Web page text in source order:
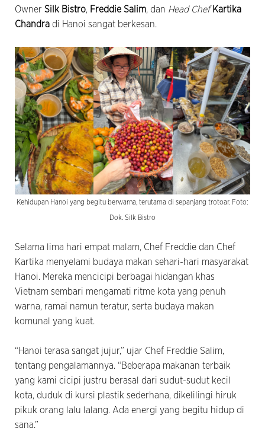
Owner Silk Bistro, Freddie Salim, dan Head Chef Kartika
Chandra di Hanoi sangat berkesan.
Kehidupan Hanoi yang begitu berwarna, terutama di sepanjang trotoar. Foto:
Dok. Silk Bistro
Selama lima hari empat malam, Chef Freddie dan Chef
Kartika menyelami budaya makan sehari-hari masyarakat
Hanoi. Mereka mencicipi berbagai hidangan khas
Vietnam sembari mengamati ritme kota yang penuh
warna, ramai namun teratur, serta budaya makan
komunal yang kuat.
“Hanoi terasa sangat jujur,” ujar Chef Freddie Salim,
tentang pengalamannya. “Beberapa makanan terbaik
yang kami cicipi justru berasal dari sudut-sudut kecil
kota, duduk di kursi plastik sederhana, dikelilingi hiruk
pikuk orang lalu lalang. Ada energi yang begitu hidup di
sana.”